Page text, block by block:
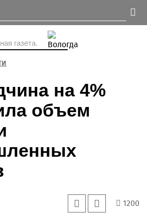
газета.
на 4%
объем
1200